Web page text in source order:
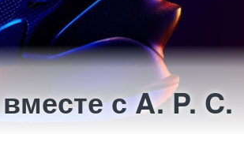
с A. P. C.